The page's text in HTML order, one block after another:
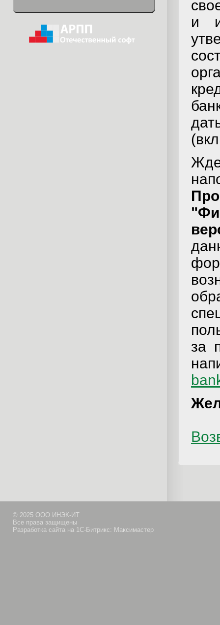
и
за
© 2025 ООО ИНЭК-ИТ
Все права защищены
Разработка сайта на 1С-Битрикс: Максимастер